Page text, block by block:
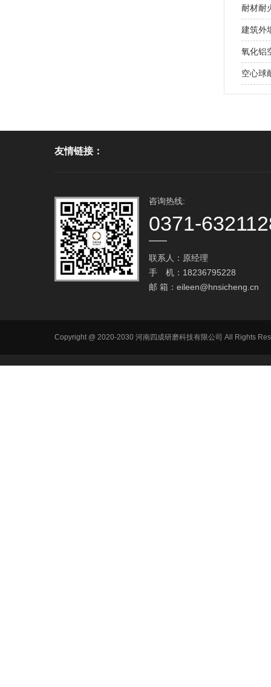
耐材耐
建筑外
氧化铝
空心球
友情链接：
咨询热线:
0371-
联系人：原经理
手 机：18236795228
邮 箱： eileen@hnsicheng.cn
Copyright @ 2020-2030 河南四成研磨科技有限公司 All Rights